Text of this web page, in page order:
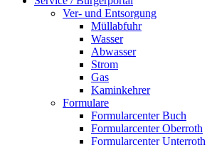
Ver- und Entsorgung
Müllabfuhr
Wasser
Abwasser
Strom
Gas
Kaminkehrer
Formulare
Formularcenter Buch
Formularcenter Oberroth
Formularcenter Unterroth